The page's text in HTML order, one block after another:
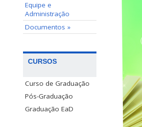
Equipe e
Administração
Documentos »
CURSOS
Curso de Graduação
Pós-Graduação
Graduação EaD